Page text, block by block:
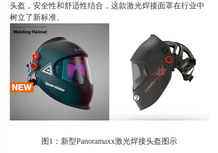
头盔，安全性和舒适性结合，这款激光焊接面罩在行业中
树立了新标准。
图 1 ：新型Panoramaxx激光焊接头盔图示